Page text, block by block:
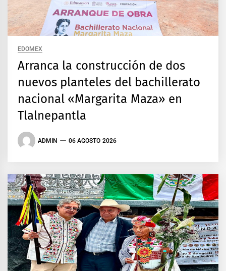
EDOMEX
Arranca la construcción de dos
nuevos planteles del bachillerato
nacional «Margarita Maza» en
Tlalnepantla
ADMIN 06 AGOSTO 2026